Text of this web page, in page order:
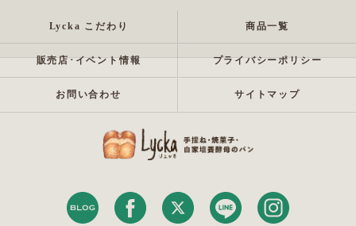
Lycka こだわり 商品一覧
販売店･イベント情報 プライバシーポリシー
お問い合わせ サイトマップ